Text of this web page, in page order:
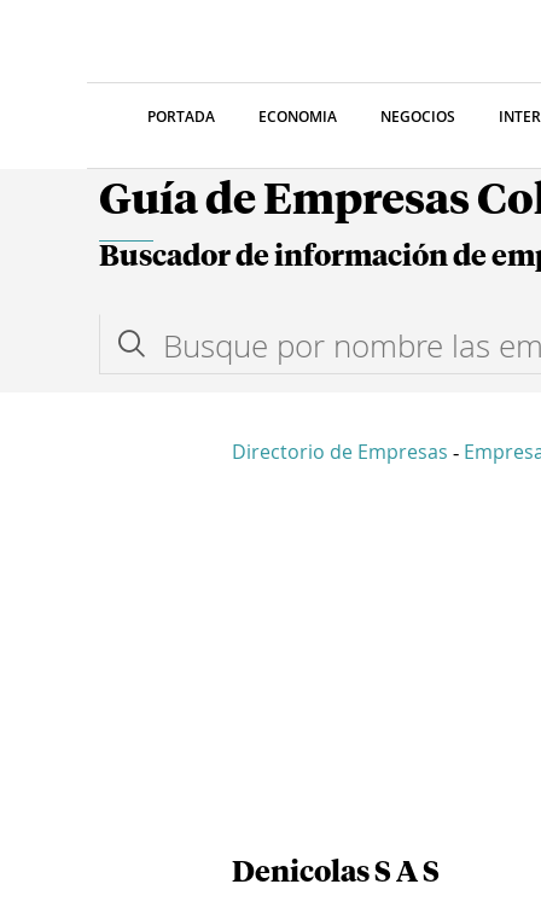
PORTADA ECONOMIA NEGOCIOS
Guía de Empresas
Buscador de información de
Directorio de Empresas -
Denicolas S A S